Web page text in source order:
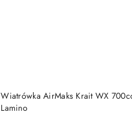
Wiatrówka AirMaks Krait WX
Lamino
DO KOSZYKA